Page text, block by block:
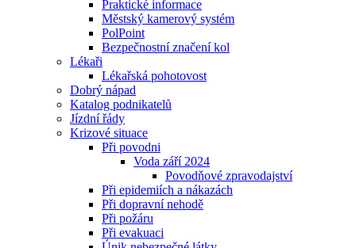
Praktické informace
Městský kamerový systém
PolPoint
Bezpečnostní značení kol
Lékaři
Lékařská pohotovost
Dobrý nápad
Katalog podnikatelů
Jízdní řády
Krizové situace
Při povodni
Voda září 2024
Povodňové zpravodajství
Při epidemiích a nákazách
Při dopravní nehodě
Při požáru
Při evakuaci